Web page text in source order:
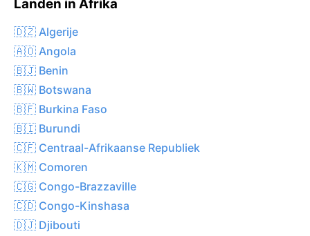
Landen in Afrika
🇩🇿 Algerije
🇦🇴 Angola
🇧🇯 Benin
🇧🇼 Botswana
🇧🇫 Burkina Faso
🇧🇮 Burundi
🇨🇫 Centraal-Afrikaanse Republiek
🇰🇲 Comoren
🇨🇬 Congo-Brazzaville
🇨🇩 Congo-Kinshasa
🇩🇯 Djibouti